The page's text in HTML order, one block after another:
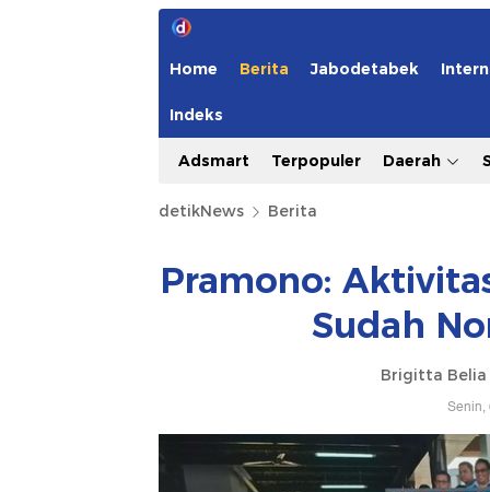
Home Berita Jabodetabek
Indeks
Adsmart Terpopuler Daerah
detikNews Berita
Pramono:
Sudah
Brigitta Belia
Senin,